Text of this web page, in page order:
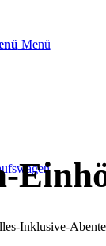
Menü
Inklusive-